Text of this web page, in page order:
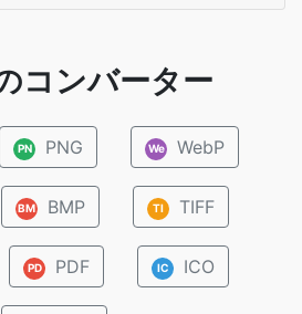
コンバーター
PN PNG We WebP
BM BMP TI TIFF
PD PDF IC ICO